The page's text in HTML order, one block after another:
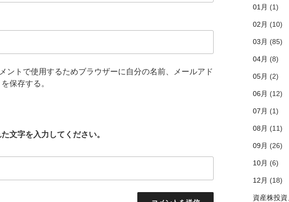
ントで使用するためブラウザーに自分の名前、メールアド
保存する。
た文字を入力してください。
01月 (1)
02月 (10)
03月 (85)
04月 (8)
05月 (2)
06月 (12)
07月 (1)
08月 (11)
09月 (26)
10月 (6)
12月 (18)
資産株投資